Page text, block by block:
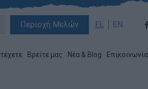
Περιοχή Μελών EL EN
Βρείτε μας Νέα & Blog Επικοινωνία